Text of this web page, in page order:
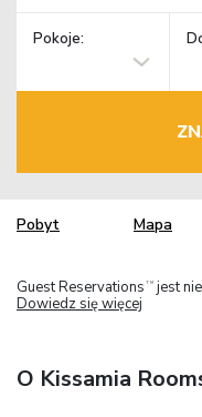
Pokoje:
Pobyt Mapa
Guest Reservations TM jest
Dowiedz się więcej
O Kissamia